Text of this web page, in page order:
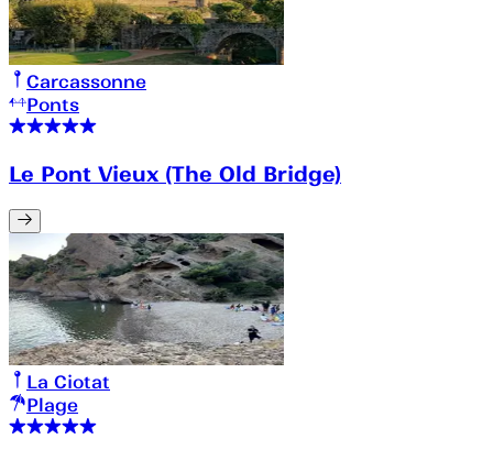
Carcassonne
Ponts
Le Pont Vieux (The Old Bridge)
La Ciotat
Plage